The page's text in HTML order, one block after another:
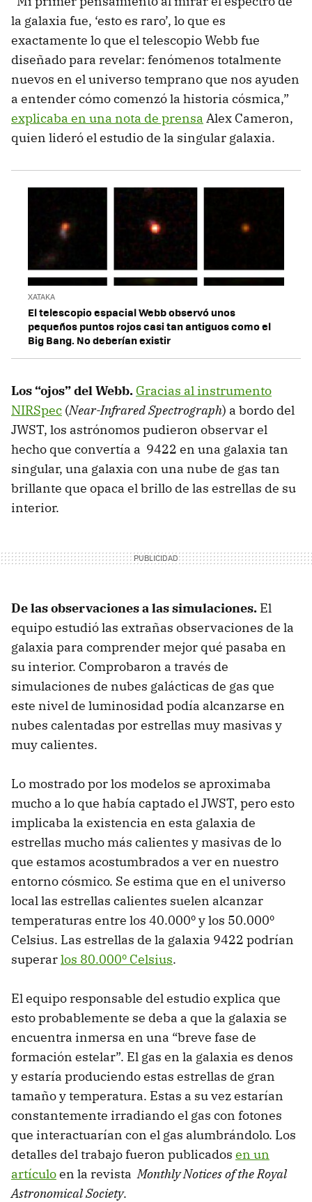
la galaxia fue, ‘esto es raro’, lo que es
exactamente lo que el telescopio Webb fue
diseñado para revelar: fenómenos totalmente
nuevos en el universo temprano que nos ayuden
a entender cómo comenzó la historia cósmica,”
explicaba en una nota de prensa Alex Cameron,
quien lideró el estudio de la singular galaxia.
XATAKA
El telescopio espacial Webb observó unos
pequeños puntos rojos casi tan antiguos como el
Big Bang. No deberían existir
Los “ojos” del Webb. Gracias al instrumento
NIRSpec (Near-Infrared Spectrograph) a bordo del
JWST, los astrónomos pudieron observar el
hecho que convertía a 9422 en una galaxia tan
singular, una galaxia con una nube de gas tan
brillante que opaca el brillo de las estrellas de su
interior.
De las observaciones a las simulaciones. El
equipo estudió las extrañas observaciones de la
galaxia para comprender mejor qué pasaba en
su interior. Comprobaron a través de
simulaciones de nubes galácticas de gas que
este nivel de luminosidad podía alcanzarse en
nubes calentadas por estrellas muy masivas y
muy calientes.
Lo mostrado por los modelos se aproximaba
mucho a lo que había captado el JWST, pero esto
implicaba la existencia en esta galaxia de
estrellas mucho más calientes y masivas de lo
que estamos acostumbrados a ver en nuestro
entorno cósmico. Se estima que en el universo
local las estrellas calientes suelen alcanzar
temperaturas entre los 40.000º y los 50.000º
Celsius. Las estrellas de la galaxia 9422 podrían
superarlos 80.000º Celsius.
El equipo responsable del estudio explica que
esto probablemente se deba a que la galaxia se
encuentra inmersa en una “breve fase de
formación estelar”. El gas en la galaxia es denos
y estaría produciendo estas estrellas de gran
tamaño y temperatura. Estas a su vez estarían
constantemente irradiando el gas con fotones
que interactuarían con el gas alumbrándolo. Los
detalles del trabajo fueron publicados en un
artículoen la revista Monthly Notices of the Royal
Astronomical Society.